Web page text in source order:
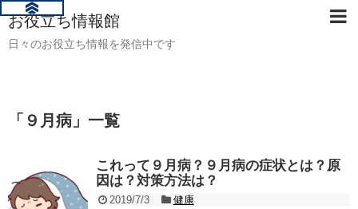
お役立ち情報館
日々のお役立ち情報を発信中です
「 ９月病 」 一覧
これって９月病？９月病の症状とは？原
因は？対策方法は？
2019/7/3
健康